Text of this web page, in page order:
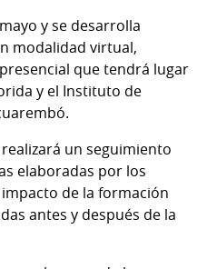
y se desarrolla
modalidad virtual,
que tendrá lugar
y el Instituto de
un seguimiento
elaboradas por los
de la formación
antes y después de la